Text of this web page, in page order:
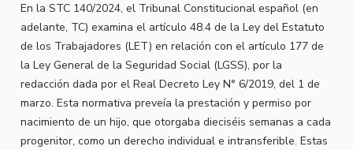
En la STC 140/2024, el Tribunal Constitucional español (en
adelante, TC) examina el artículo 48.4 de la Ley del Estatuto
de los Trabajadores (LET) en relación con el artículo 177 de
la Ley General de la Seguridad Social (LGSS), por la
redacción dada por el Real Decreto Ley N° 6/2019, del 1 de
marzo. Esta normativa preveía la prestación y permiso por
nacimiento de un hijo, que otorgaba dieciséis semanas a cada
progenitor, como un derecho individual e intransferible. Estas